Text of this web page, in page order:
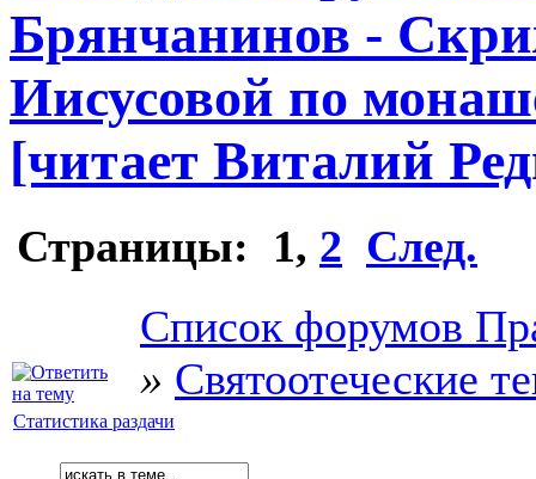
Брянчанинов -
Иисусовой по
[читает Виталий
Страницы: 1, 2 След.
Список форумов
» Святоотеческие
Статистика раздачи